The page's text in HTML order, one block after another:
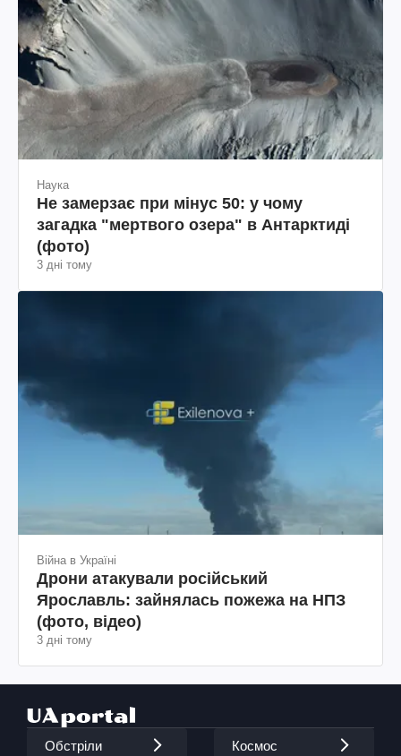
Наука
Не замерзає при мінус 50: у чому
загадка "мертвого озера" в Антарктиді
(фото)
3 дні тому
Війна в Україні
Дрони атакували російський
Ярославль: зайнялась пожежа на НПЗ
(фото, відео)
3 дні тому
Обстріли Космос